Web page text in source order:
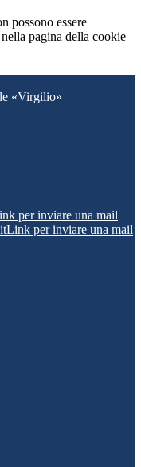
possono essere
pagina della cookie
«Virgilio»
per inviare una mail
Link per inviare una mail